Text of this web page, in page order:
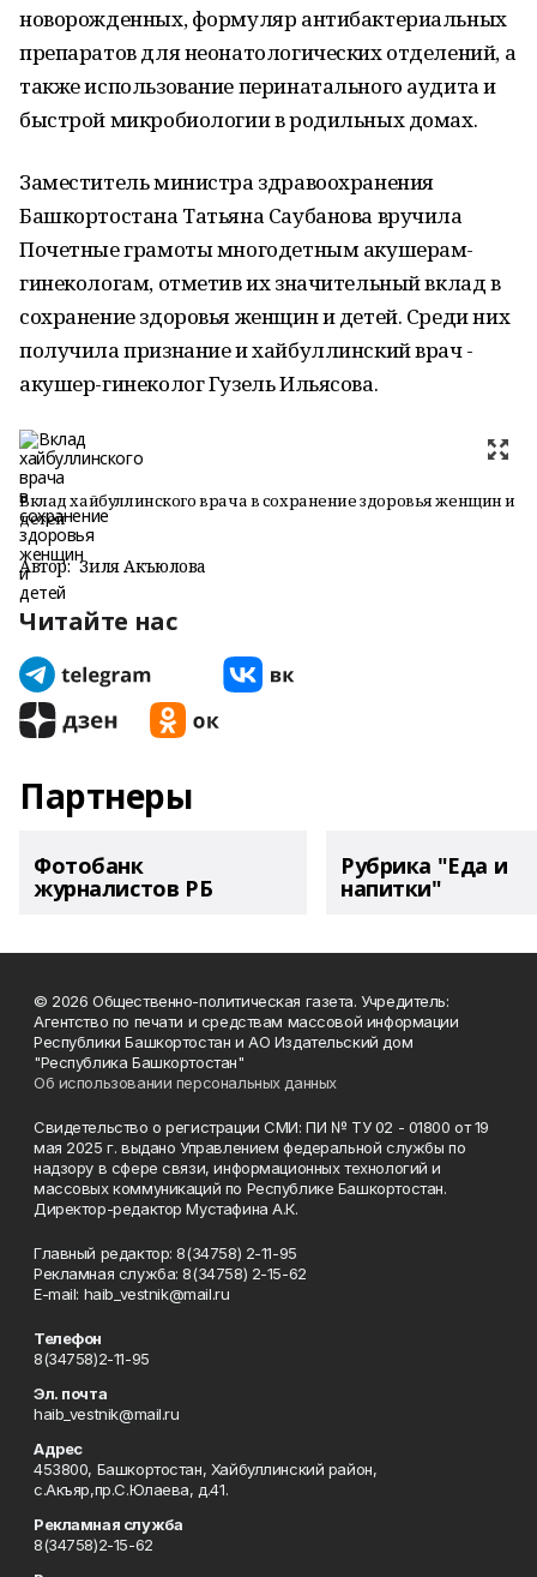
новорожденных, формуляр антибактериальных
препаратов для неонатологических отделений, а
также использование перинатального аудита и
быстрой микробиологии в родильных домах.
Заместитель министра здравоохранения
Башкортостана Татьяна Саубанова вручила
Почетные грамоты многодетным акушерам-
гинекологам, отметив их значительный вклад в
сохранение здоровья женщин и детей. Среди них
получила признание и хайбуллинский врач -
акушер-гинеколог Гузель Ильясова.
Вклад хайбуллинского врача в сохранение здоровья женщин и
детей
Автор: Зиля Акъюлова
Читайте нас
Партнеры
Фотобанк
журналистов РБ
Рубрика "Еда и
напитки"
© 2026 Общественно-политическая газета. Учредитель:
Агентство по печати и средствам массовой информации
Республики Башкортостан и АО Издательский дом
"Республика Башкортостан"
Об использовании персональных данных
Свидетельство о регистрации СМИ: ПИ № ТУ 02 - 01800 от 19
мая 2025 г. выдано Управлением федеральной службы по
надзору в сфере связи, информационных технологий и
массовых коммуникаций по Республике Башкортостан.
Директор-редактор Мустафина А.К.
Главный редактор: 8(34758) 2-11-95
Рекламная служба: 8(34758) 2-15-62
Е-mаil: haib_vestnik@mail.ru
Телефон
8(34758)2-11-95
Эл. почта
haib_vestnik@mail.ru
Адрес
453800, Башкортостан, Хайбуллинский район,
с.Акъяр,пр.С.Юлаева, д.41.
Рекламная служба
8(34758)2-15-62